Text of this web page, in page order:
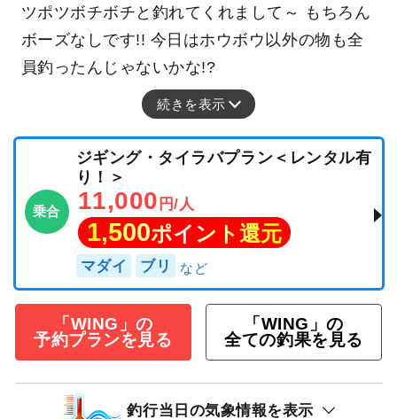
ツポツボチボチと釣れてくれまして～ もちろん
ボーズなしです!! 今日はホウボウ以外の物も全
員釣ったんじゃないかな!?
続きを表示
乗合
ジギング・タイラバプラン＜レンタル有
り！＞
11,000 円/人
1,500ポイント還元
マダイ ブリ
「WING」の
予約プランを見る
「WING」の
全ての釣果を見る
釣行当日の気象情報を表示